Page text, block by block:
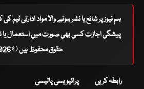
ہم نیوز پر شائع یا نشر ہونے والا مواد ادارتی ٹیم
پیشگی اجازت کسی بھی صورت میں استعمال یا
حقوق محفوظ ہیں © 2026
رابطہ کریں پرائیویسی پالیسی